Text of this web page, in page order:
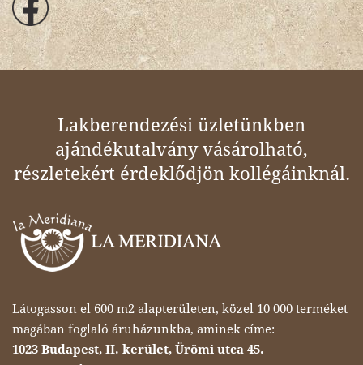
Lakberendezési üzletünkben
ajándékutalvány vásárolható,
részletekért érdeklődjön kollégáinknál.
Látogasson el 600 m2 alapterületen, közel 10 000 terméket
magában foglaló áruházunkba, aminek címe:
1023 Budapest, II. kerület, Ürömi utca 45.